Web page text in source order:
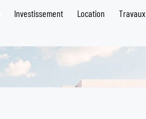
Investissement Location Travaux